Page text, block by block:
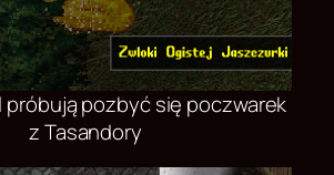
próbują pozbyć się poczwarek
z Tasandory